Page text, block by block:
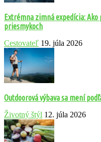
Extrémna zimná expedícia:
priesmykoch
Cestovateľ 19. júla 2026
Outdoorová výbava sa mení
Životný štýl 12. júla 2026